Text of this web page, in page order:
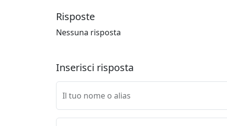
Risposte
Nessuna risposta
Inserisci risposta
Il tuo nome o alias